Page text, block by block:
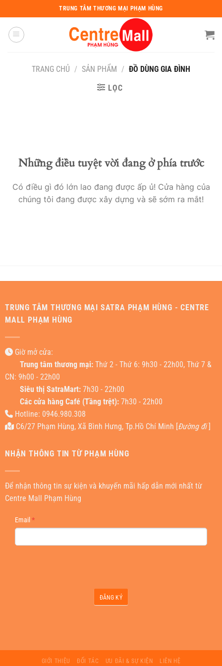
đến
nội
dung
TRUNG TÂM THƯƠNG MẠI PHẠM HÙNG
TRANG CHỦ / SẢN PHẨM / ĐỒ DÙNG GIA ĐÌNH
LỌC
Những điều tuyệt vời đang ở phía trước
Có điều gì đó lớn lao đang được ấp ủ! Cửa hàng của
chúng tôi đang được xây dựng và sẽ sớm ra mắt!
TRUNG TÂM THƯƠNG MẠI SATRA PHẠM HÙNG - CENTRE
MALL PHẠM HÙNG
Giờ mở cửa:
Trung tâm thương mại: Thứ 2 - Thứ 6: 9h30 - 22h00, Thứ 7 &
CN: 9h00 - 22h00
Siêu thị SatraMart: 7h30 - 22h00
Các cửa hàng Café (Tầng trệt): 7h30 - 22h00
Hotline: 0946.980.308
C6/27 Phạm Hùng, Xã Bình Hưng, Tp.Hồ Chí Minh [Đường đi]
NHẬN THÔNG TIN TỪ PHẠM HÙNG
Để nhận thông tin sự kiện và khuyến mãi hấp dẫn mới nhất từ
Centre Mall Phạm Hùng
NEWSLETTER
Email*
ĐĂNG KÝ
GIỚI THIỆU ĐỐI TÁC ƯU ĐÃI & SỰ KIỆN LIÊN HỆ